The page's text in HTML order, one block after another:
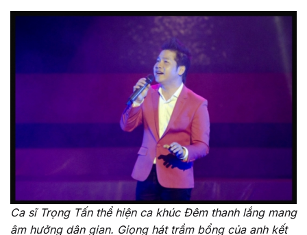
Ca sĩ Trọng Tấn thể hiện ca khúc Đêm thanh lắng mang
âm hưởng dân gian. Giọng hát trầm bổng của anh kết